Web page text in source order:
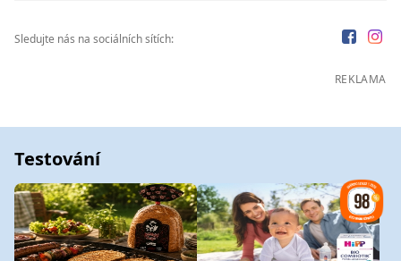
Sledujte nás na sociálních sítích:
REKLAMA
Testování